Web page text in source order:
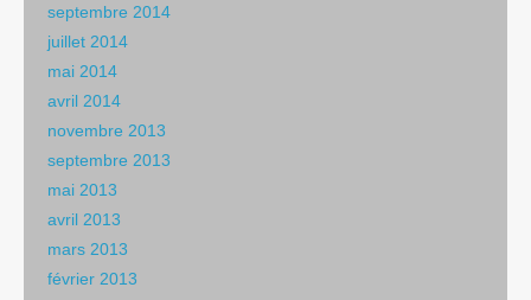
septembre 2014
juillet 2014
mai 2014
avril 2014
novembre 2013
septembre 2013
mai 2013
avril 2013
mars 2013
février 2013